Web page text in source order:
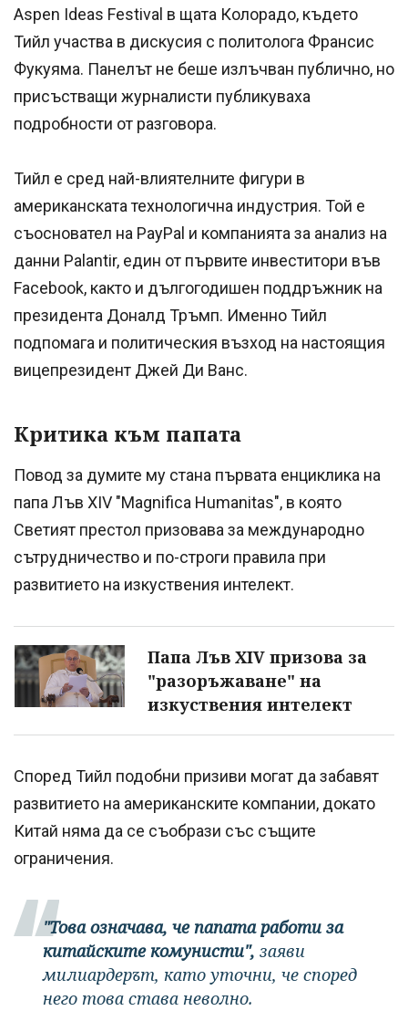
Aspen Ideas Festival в щата Колорадо, където
Тийл участва в дискусия с политолога Франсис
Фукуяма. Панелът не беше излъчван публично, но
присъстващи журналисти публикуваха
подробности от разговора.
Тийл е сред най-влиятелните фигури в
американската технологична индустрия. Той е
съосновател на PayPal и компанията за анализ на
данни Palantir, един от първите инвеститори във
Facebook, както и дългогодишен поддръжник на
президента Доналд Тръмп. Именно Тийл
подпомага и политическия възход на настоящия
вицепрезидент Джей Ди Ванс.
Критика към папата
Повод за думите му стана първата енциклика на
папа Лъв XIV "Magnifica Humanitas", в която
Светият престол призовава за международно
сътрудничество и по-строги правила при
развитието на изкуствения интелект.
Папа Лъв XIV призова за
"разоръжаване" на
изкуствения интелект
Според Тийл подобни призиви могат да забавят
развитието на американските компании, докато
Китай няма да се съобрази със същите
ограничения.
"Това означава, че папата работи за
китайските комунисти", заяви
милиардерът, като уточни, че според
него това става неволно.